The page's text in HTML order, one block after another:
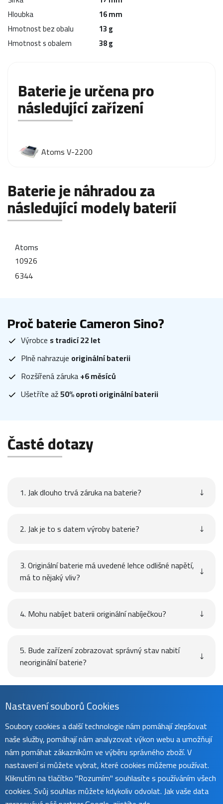
Hloubka
16 mm
Hmotnost bez obalu
13 g
Hmotnost s obalem
38 g
Baterie je určena pro
následující zařízení
Atoms V-2200
Baterie je náhradou za
následující modely baterií
Atoms
10926
6344
Proč baterie Cameron Sino?
Výrobce s tradicí 22 let
Plně nahrazuje originální baterii
Rozšířená záruka+6 měsíců
Ušetříte až50% oproti originální baterii
Časté dotazy
1. Jak dlouho trvá záruka na baterie?
2. Jak je to s datem výroby baterie?
3. Originální baterie má uvedené lehce odlišné napětí,
má to nějaký vliv?
4. Mohu nabíjet baterii originální nabíječkou?
5. Bude zařízení zobrazovat správný stav nabití
neoriginální baterie?
Návod
Uživatelský manuál naleznete natéto stránce.
Nastavení souborů Cookies
Soubory cookies a další technologie nám pomáhají zlepšovat
naše služby, pomáhají nám analyzovat výkon webu a umožňují
nám pomáhat zákazníkům ve výběru správného zboží. V
nastavení si můžete vybrat, které cookies můžeme používat.
Kliknutím na tlačítko "Rozumím" souhlasíte s používáním všech
cookies. Svůj souhlas můžete kdykoliv odvolat. Jak vaše data